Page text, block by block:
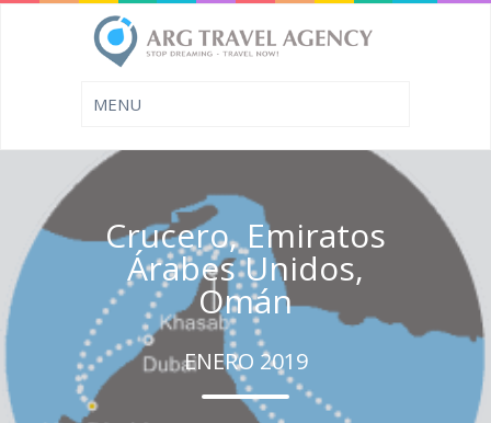
Crucero, Emiratos
Árabes Unidos,
Omán
ENERO 2019